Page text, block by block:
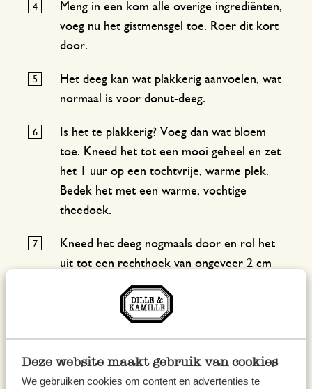
Deze website maakt gebruik van cookies
We gebruiken cookies om content en advertenties te
Meng in een kom alle overige ingrediënten,
voeg nu het gistmensgel toe. Roer dit kort
door.
Het deeg kan wat plakkerig aanvoelen, wat
normaal is voor donut-deeg.
Is het te plakkerig? Voeg dan wat bloem
toe. Kneed het tot een mooi geheel en zet
het 1 uur op een tochtvrije, warme plek.
Bedek het met een warme, vochtige
theedoek.
Kneed het deeg nogmaals door en rol het
uit tot een rechthoek van ongeveer 2 cm
Steek dan rondjes uit met behulp van en
glas of uitsteekvormpje (9 cm doorsnee)
en maak de gaten in het midden van de
donut met een appelboor.